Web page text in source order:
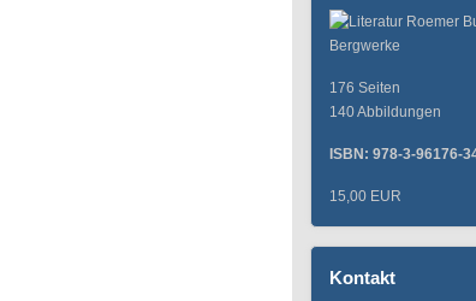
176 Seiten
140 Abbildungen
ISBN: 978-3-96176-
15,00 EUR
Kontakt